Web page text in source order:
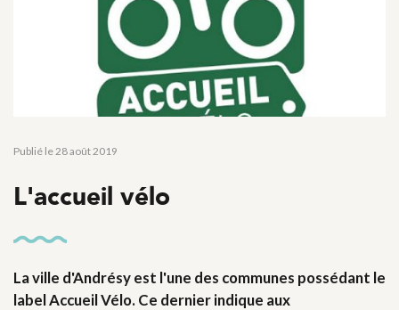
Publié le 28 août 2019
L'accueil vélo
La ville d'Andrésy est l'une des communes possédant le
label Accueil Vélo. Ce dernier indique aux